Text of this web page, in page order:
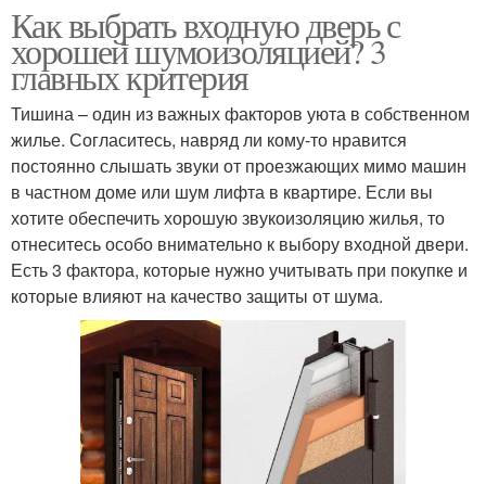
Как выбрать входную дверь с
хорошей шумоизоляцией? 3
главных критерия
Тишина – один из важных факторов уюта в собственном
жилье. Согласитесь, навряд ли кому-то нравится
постоянно слышать звуки от проезжающих мимо машин
в частном доме или шум лифта в квартире. Если вы
хотите обеспечить хорошую звукоизоляцию жилья, то
отнеситесь особо внимательно к выбору входной двери.
Есть 3 фактора, которые нужно учитывать при покупке и
которые влияют на качество защиты от шума.